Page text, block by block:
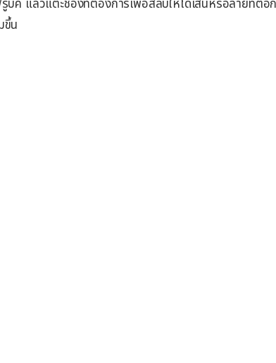
บิค แล้วแตะช่องที่ต้องการเพื่อสลับให้ได้เส้นหรือลายที่ต่อ
ขึ้น